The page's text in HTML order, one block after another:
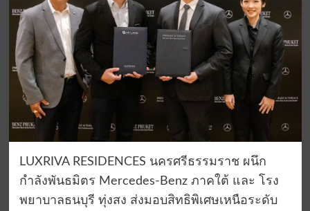
LUXRIVA RESIDENCES นครศรีธรรมราช ผนึก
กำลังพันธมิตร Mercedes-Benz ภาคใต้ และ โรง
พยาบาลธนบุรี ทุ่งสง ส่งมอบสิทธิพิเศษเหนือระดับ